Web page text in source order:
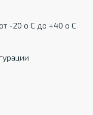
-20 о С до +40 о С